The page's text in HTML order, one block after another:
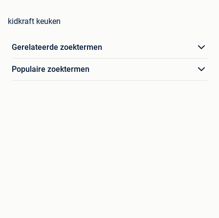
kidkraft keuken
Gerelateerde zoektermen
Populaire zoektermen